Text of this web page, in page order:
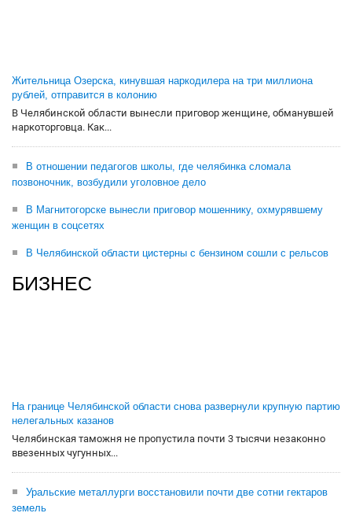
Жительница Озерска, кинувшая наркодилера на три миллиона
рублей, отправится в колонию
В Челябинской области вынесли приговор женщине, обманувшей
наркоторговца. Как...
В отношении педагогов школы, где челябинка сломала
позвоночник, возбудили уголовное дело
В Магнитогорске вынесли приговор мошеннику, охмурявшему
женщин в соцсетях
В Челябинской области цистерны с бензином сошли с рельсов
БИЗНЕС
На границе Челябинской области снова развернули крупную партию
нелегальных казанов
Челябинская таможня не пропустила почти 3 тысячи незаконно
ввезенных чугунных...
Уральские металлурги восстановили почти две сотни гектаров
земель